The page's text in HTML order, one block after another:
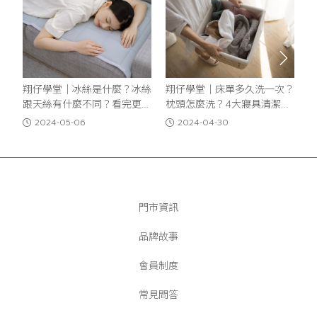
翔仔學堂│冰絲是什麼？冰絲
跟天絲有什麼不同？看完更明
白如何挑選涼感材質
2024-05-06
翔仔學堂｜床單多久洗一次？
枕頭怎麼洗？4大寢具清潔方
式報你知
2024-04-30
門市資訊
品牌故事
會員制度
常見問答